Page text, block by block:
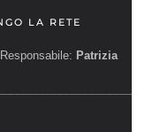
LA RETE
Patrizia